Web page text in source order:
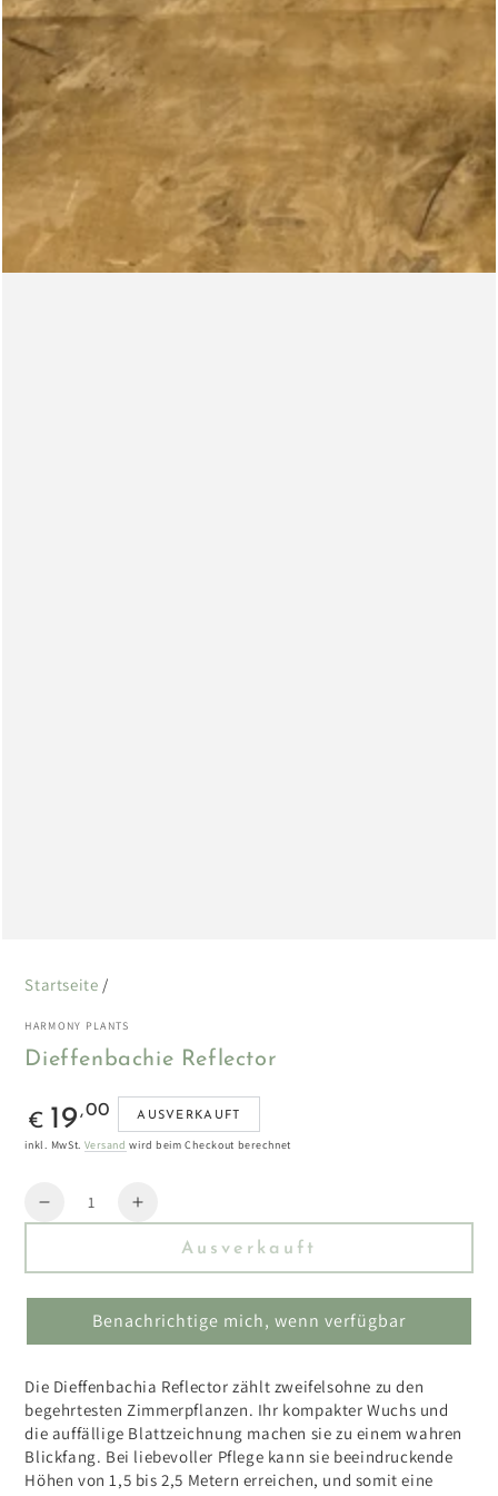
Startseite /
HARMONY PLANTS
Dieffenbachie Reflector
Regulärer
Preis
€ 19 ,00 AUSVERKAUFT
inkl. MwSt. Versand wird beim Checkout berechnet
Reduzieren
für
Dieffenbachie
Reflector
Erhöhen
für
Dieffenbachie
Reflector
Ausverkauft
Benachrichtige mich, wenn verfügbar
Die Dieffenbachia Reflector zählt zweifelsohne zu den
begehrtesten Zimmerpflanzen. Ihr kompakter Wuchs und
die auffällige Blattzeichnung machen sie zu einem wahren
Blickfang. Bei liebevoller Pflege kann sie beeindruckende
Höhen von 1,5 bis 2,5 Metern erreichen, und somit eine